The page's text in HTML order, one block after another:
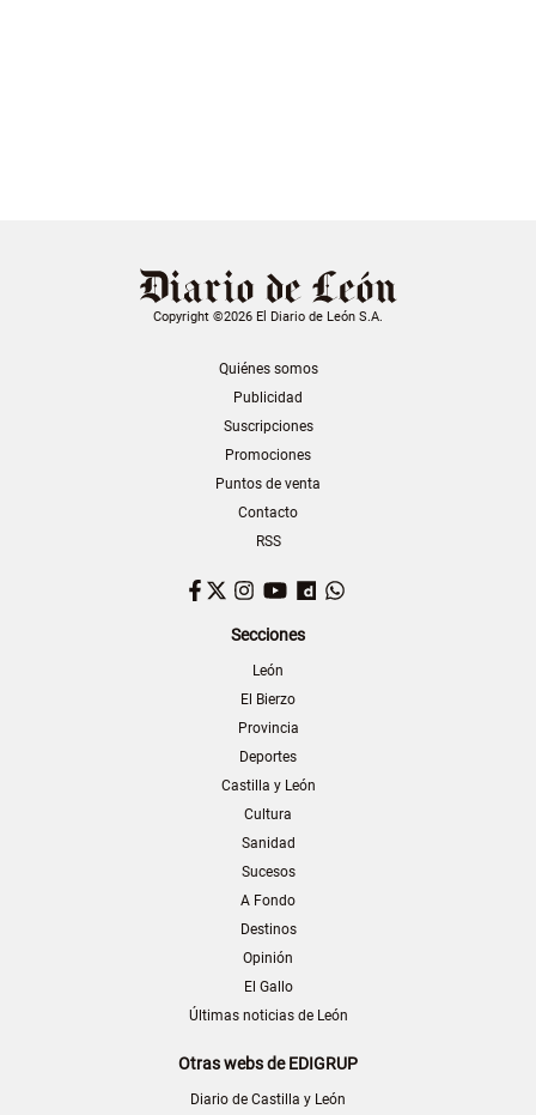
Copyright ©2026 El Diario de León S.A.
Quiénes somos
Publicidad
Suscripciones
Promociones
Puntos de venta
Contacto
RSS
Facebook
TwitterInstagram
YouTubeDailymotion
Secciones
León
El Bierzo
Provincia
Deportes
Castilla y León
Cultura
Sanidad
Sucesos
A Fondo
Destinos
Opinión
El Gallo
Últimas noticias de León
Otras webs de EDIGRUP
Diario de Castilla y León